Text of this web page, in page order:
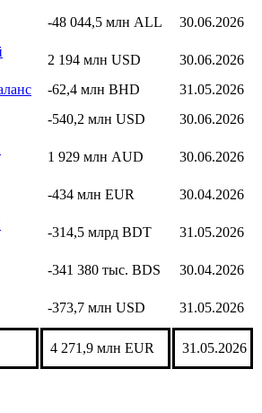
-48 044,5 млн ALL
30.06.2026
2 194 млн USD
30.06.2026
-62,4 млн BHD
31.05.2026
-540,2 млн USD
30.06.2026
1 929 млн AUD
30.06.2026
-434 млн EUR
30.04.2026
-314,5 млрд BDT
31.05.2026
-341 380 тыс. BDS
30.04.2026
-373,7 млн USD 31.05.2026
4 271,9 млн EUR
31.05.2026